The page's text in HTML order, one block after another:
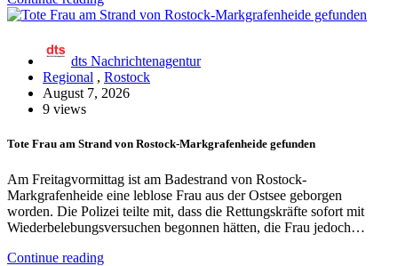
dts Nachrichtenagentur
Regional , Rostock
August 7, 2026
9 views
Tote Frau am Strand von Rostock-Markgrafenheide gefunden
Am Freitagvormittag ist am Badestrand von Rostock-
Markgrafenheide eine leblose Frau aus der Ostsee geborgen
worden. Die Polizei teilte mit, dass die Rettungskräfte sofort mit
Wiederbelebungsversuchen begonnen hätten, die Frau jedoch…
Continue reading